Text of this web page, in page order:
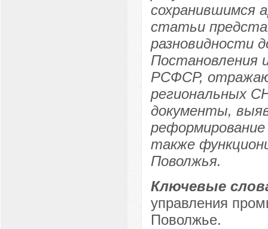
сохранившимся
статьи
разновидности
Постановления
РСФСР,
региональных
документы,
также
Поволжья.
Ключевые
управления
Поволжье.